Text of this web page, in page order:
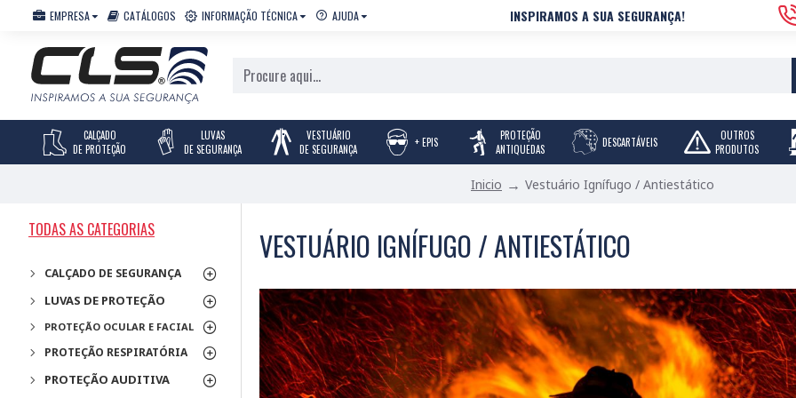
EMPRESA CATÁLOGOS INFORMAÇÃO TÉCNICA AJUDA INSPIRAMOS A SUA SEGURANÇA!
CALÇADO
DE PROTEÇÃO
LUVAS
DE SEGURANÇA
VESTUÁRIO
DE SEGURANÇA
+ EPIS
PROTEÇÃO
ANTIQUEDAS
DESCARTÁVEIS
OUTROS
PRODUTOS
Inicio Vestuário Ignífugo / Antiestático
TODAS AS CATEGORIAS
CALÇADO DE SEGURANÇA
LUVAS DE PROTEÇÃO
PROTEÇÃO OCULAR E FACIAL
PROTEÇÃO RESPIRATÓRIA
PROTEÇÃO AUDITIVA
VESTUÁRIO IGNÍFUGO / ANTIESTÁTICO